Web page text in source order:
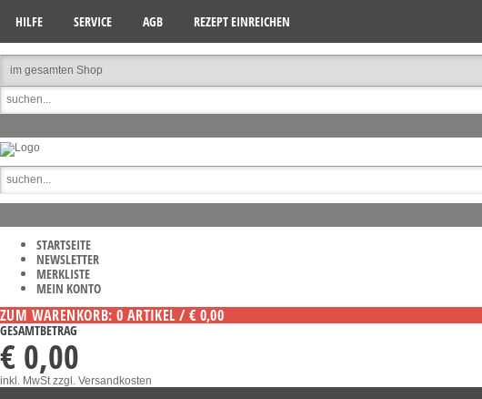
HILFE SERVICE AGB REZEPT EINREICHEN
STARTSEITE
NEWSLETTER
MERKLISTE
MEIN KONTO
ZUM WARENKORB: 0 ARTIKEL / € 0,00
GESAMTBETRAG
€ 0,00
inkl. MwStzzgl. Versandkosten